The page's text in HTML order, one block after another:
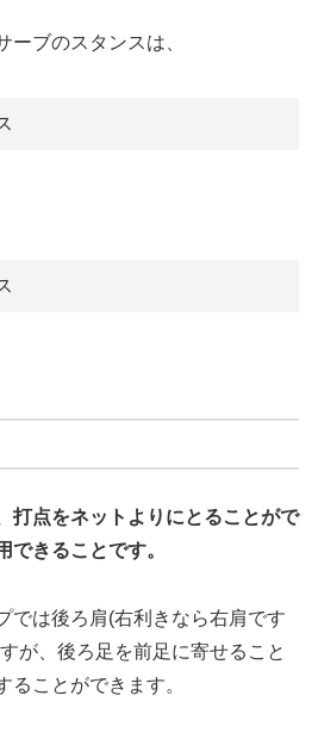
ーブのスタンスは、
打点をネットよりにとることがで
できることです。
では後ろ肩(右利きなら右肩です
が、後ろ足を前足に寄せること
ることができます。